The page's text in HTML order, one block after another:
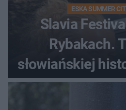
ESKA SUMMER
Slavia
Rybakach.
słowiańskiej
relaksu nad